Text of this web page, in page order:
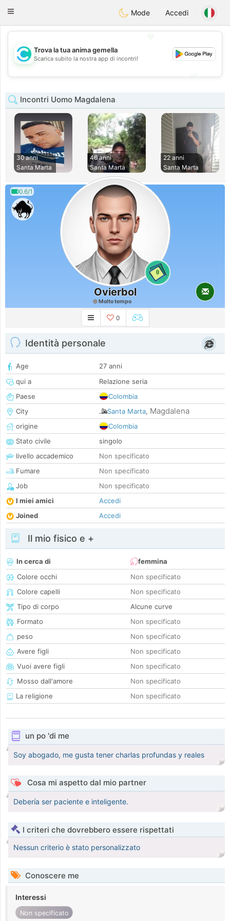
olombiaCitas
Toggle
Mode Accedi
💖
💕
Trova la tua anima gemella
Scarica subito la nostra app di incontri!
Incontri Uomo Magdalena
30 anni
Santa Marta
46 anni
Santa Marta
22 anni
Santa Marta
0.6/1
0
Ovierbol
Molto tempo
0
Identità personale
Age
27 anni
qui a
Relazione seria
Paese
Colombia
City
Santa Marta, Magdalena
origine
Colombia
Stato civile
singolo
livello accademico
Non specificato
Fumare
Non specificato
Job
Non specificato
I miei amici
Accedi
Joined
Accedi
Il mio fisico e +
In cerca di
femmina
Colore occhi
Non specificato
Colore capelli
Non specificato
Tipo di corpo
Alcune curve
Formato
Non specificato
peso
Non specificato
Avere figli
Non specificato
Vuoi avere figli
Non specificato
Mosso dall'amore
Non specificato
La religione
Non specificato
un po 'di me
Soy abogado, me gusta tener charlas profundas y reales
Cosa mi aspetto dal mio partner
Debería ser paciente e inteligente.
I criteri che dovrebbero essere rispettati
Nessun criterio è stato personalizzato
Conoscere me
Interessi
Non specificato